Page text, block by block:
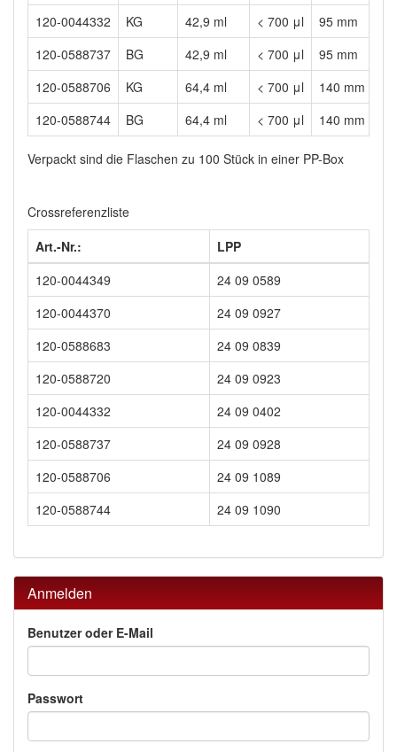
120-0044332 KG 42,9 ml < 700 μl 95 mm
120-0588737
BG 42,9 ml < 700 μl 95 mm
120-0588706
KG 64,4 ml < 700 μl 140 mm
120-0588744
BG 64,4 ml < 700 μl 140 mm
Verpackt sind die Flaschen zu 100 Stück in einer PP-Box
Crossreferenzliste
Art.-Nr.:
LPP
120-0044349
24 09 0589
120-0044370
24 09 0927
120-0588683
24 09 0839
120-0588720
24 09 0923
120-0044332
24 09 0402
120-0588737
24 09 0928
120-0588706
24 09 1089
120-0588744
24 09 1090
Anmelden
Benutzer oder E-Mail
Passwort